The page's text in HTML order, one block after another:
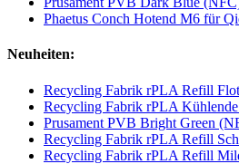
Phaetus Conch Hotend M6 für
Neuheiten:
Recycling Fabrik rPLA Refill
Recycling Fabrik rPLA
Prusament PVB Bright Green
Recycling Fabrik rPLA Refill
Recycling Fabrik rPLA Refill